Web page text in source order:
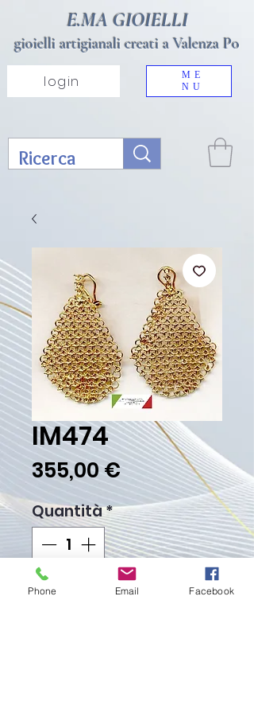
ME
NU
E.MA GIOIELLI
gioielli artigianali creati a Valenza Po
login
IM474
355,00 €Prezzo
Quantità*
Aggiungi al carrello
Phone Email Facebook